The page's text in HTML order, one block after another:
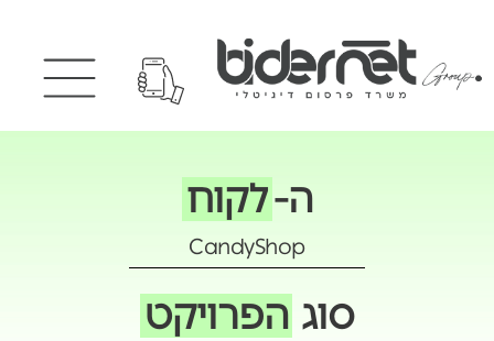
ה-לקוח
CandyShop
סוג הפרויקט